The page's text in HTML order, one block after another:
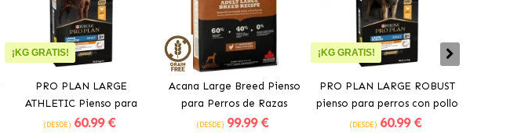
¡KG GRATIS!
PRO PLAN LARGE
ATHLETIC Pienso para
perros con pollo
(DESDE) 60.99 €
Acana Large Breed Pienso
para Perros de Razas
Grandes con Pollo
(DESDE) 99.99 €
¡KG GRATIS!
PRO PLAN LARGE ROBUST
pienso para perros con pollo
(DESDE) 60.99 €